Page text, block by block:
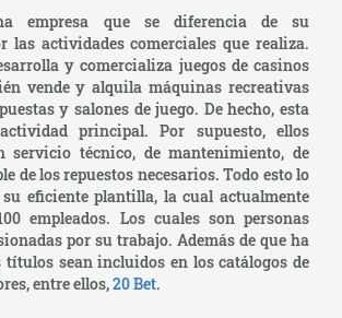
empresa que se diferencia de su
las actividades comerciales que realiza.
y comercializa juegos de casinos
vende y alquila máquinas recreativas
y salones de juego. De hecho, esta
principal. Por supuesto, ellos
servicio técnico, de mantenimiento, de
de los repuestos necesarios. Todo esto lo
eficiente plantilla, la cual actualmente
empleados. Los cuales son personas
por su trabajo. Además de que ha
títulos sean incluidos en los catálogos de
entre ellos,20 Bet.